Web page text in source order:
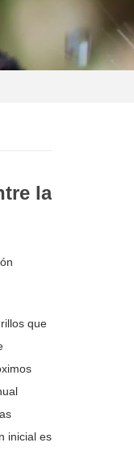
la
que
inicial es